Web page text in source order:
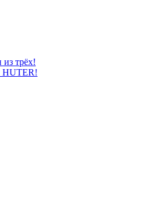
трёх!
HUTER!